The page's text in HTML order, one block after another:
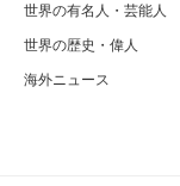
世界の有名人・芸能人
世界の歴史・偉人
海外ニュース